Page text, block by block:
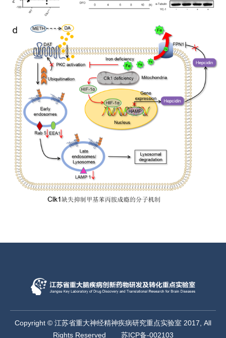
Copyright © 江苏省重大神经精神疾病研究重点实验室 2017, All
Rights Reserved
苏ICP备-002103